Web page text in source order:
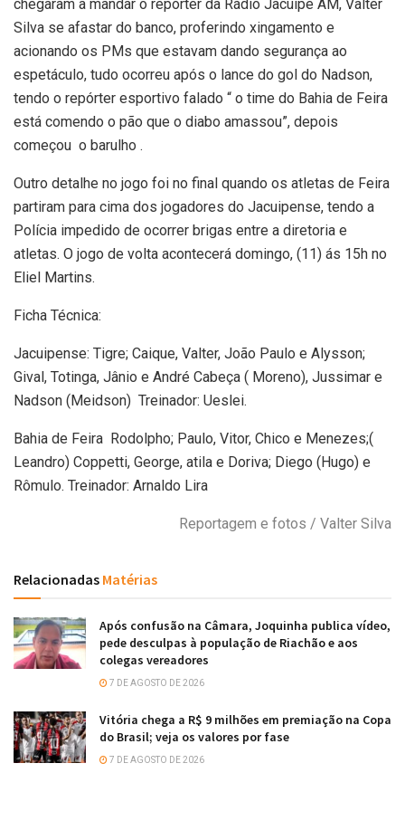
chegaram a mandar o repórter da Rádio Jacuípe AM, Valter
Silva se afastar do banco, proferindo xingamento e
acionando os PMs que estavam dando segurança ao
espetáculo, tudo ocorreu após o lance do gol do Nadson,
tendo o repórter esportivo falado “ o time do Bahia de Feira
está comendo o pão que o diabo amassou”, depois
começou o barulho .
Outro detalhe no jogo foi no final quando os atletas de Feira
partiram para cima dos jogadores do Jacuipense, tendo a
Polícia impedido de ocorrer brigas entre a diretoria e
atletas. O jogo de volta acontecerá domingo, (11) ás 15h no
Eliel Martins.
Ficha Técnica:
Jacuipense: Tigre; Caique, Valter, João Paulo e Alysson;
Gival, Totinga, Jânio e André Cabeça ( Moreno), Jussimar e
Nadson (Meidson) Treinador: Ueslei.
Bahia de Feira Rodolpho; Paulo, Vitor, Chico e Menezes;(
Leandro) Coppetti, George, atila e Doriva; Diego (Hugo) e
Rômulo. Treinador: Arnaldo Lira
Reportagem e fotos / Valter Silva
Relacionadas Matérias
Após confusão na Câmara, Joquinha publica vídeo,
pede desculpas à população de Riachão e aos
colegas vereadores
7 DE AGOSTO DE 2026
Vitória chega a R$ 9 milhões em premiação na Copa
do Brasil; veja os valores por fase
7 DE AGOSTO DE 2026